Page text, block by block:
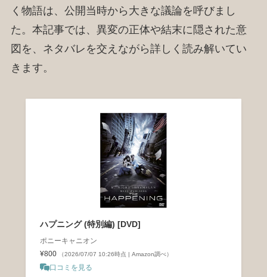
く物語は、公開当時から大きな議論を呼びまし
た。本記事では、異変の正体や結末に隠された意
図を、ネタバレを交えながら詳しく読み解いてい
きます。
ハプニング (特別編) [DVD]
ポニーキャニオン
¥800
（2026/07/07 10:26時点 | Amazon調べ）
口コミを見る